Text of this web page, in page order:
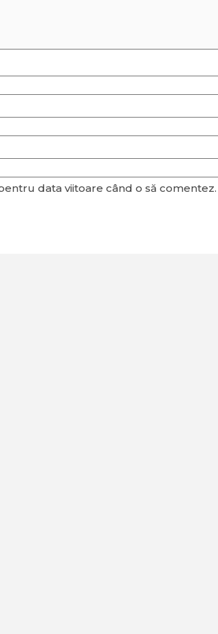
data viitoare când o să comentez.